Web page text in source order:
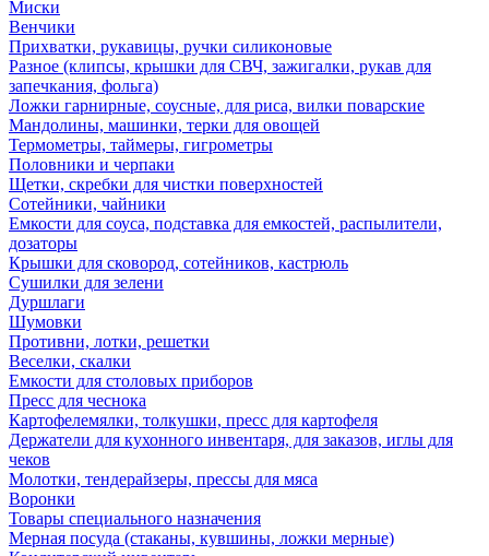
Миски
Венчики
Прихватки, рукавицы, ручки силиконовые
Разное (клипсы, крышки для СВЧ, зажигалки, рукав для
запечкания, фольга)
Ложки гарнирные, соусные, для риса, вилки поварские
Мандолины, машинки, терки для овощей
Термометры, таймеры, гигрометры
Половники и черпаки
Щетки, скребки для чистки поверхностей
Сотейники, чайники
Емкости для соуса, подставка для емкостей, распылители,
дозаторы
Крышки для сковород, сотейников, кастрюль
Сушилки для зелени
Дуршлаги
Шумовки
Противни, лотки, решетки
Веселки, скалки
Емкости для столовых приборов
Пресс для чеснока
Картофелемялки, толкушки, пресс для картофеля
Держатели для кухонного инвентаря, для заказов, иглы для
чеков
Молотки, тендерайзеры, прессы для мяса
Воронки
Товары специального назначения
Мерная посуда (стаканы, кувшины, ложки мерные)